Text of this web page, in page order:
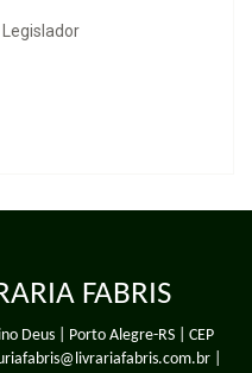
FABRIS
Deus | Porto Alegre-RS | CEP
|